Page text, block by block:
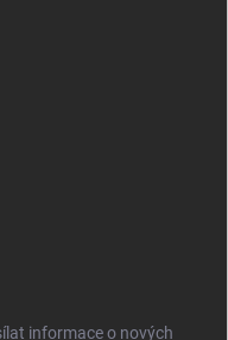
informace o nových